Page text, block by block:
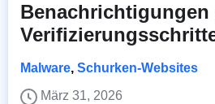
Benachrichtigungen
Malware, Schurken-Websites
März 31, 2026